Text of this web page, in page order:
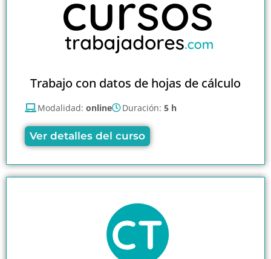
Trabajo con datos de hojas de cálculo
Modalidad: online Duración: 5 h
Ver detalles del curso